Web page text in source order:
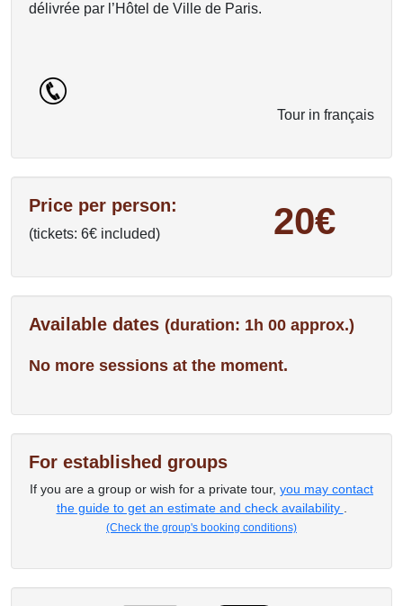
délivrée par l’Hôtel de Ville de Paris.
Tour in français
Price per person:
(tickets: 6€ included) 20€
Available dates (duration: 1h 00 approx.)
No more sessions at the moment.
For established groups
If you are a group or wish for a private tour, you may contact
the guide to get an estimate and check availability
(Check the group's booking conditions)